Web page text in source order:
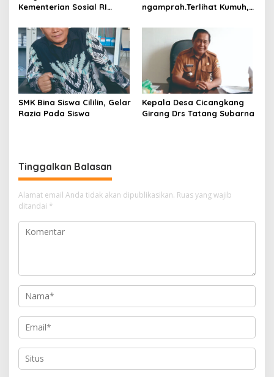
Kementerian Sosial RI
Longsor
ngamprah.Terlihat Kumuh,
Aktivitas Pedagang
SMK Bina Siswa Cililin, Gelar
Razia Pada Siswa
Kepala Desa Cicangkang
Girang Drs Tatang Subarna
Tinggalkan Balasan
Alamat email Anda tidak akan dipublikasikan. Ruas yang wajib
ditandai *